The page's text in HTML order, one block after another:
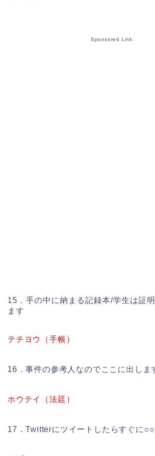
Sponsored Link
15．手の中に納まる記録本/学生は証
ます
テチヨウ（手帳）
16．事件の参考人なのでここに出しま
ホウテイ（法廷）
17．Twitterにツイートしたらすぐに○○